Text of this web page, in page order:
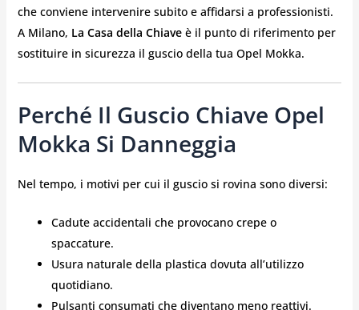
che conviene intervenire subito e affidarsi a professionisti.
A Milano, La Casa della Chiaveè il punto di riferimento per
sostituire in sicurezza il guscio della tua Opel Mokka.
Perché Il Guscio Chiave Opel
Mokka Si Danneggia
Nel tempo, i motivi per cui il guscio si rovina sono diversi:
Cadute accidentali che provocano crepe o
spaccature.
Usura naturale della plastica dovuta all’utilizzo
quotidiano.
Pulsanti consumati che diventano meno reattivi.